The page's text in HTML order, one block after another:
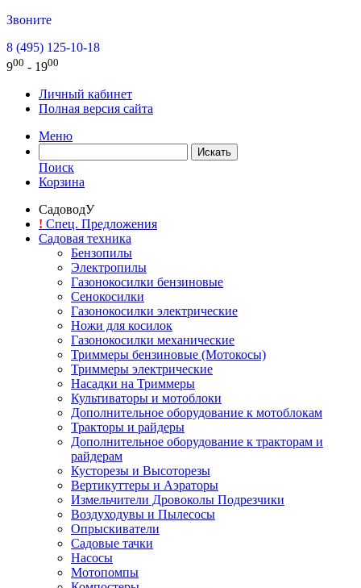
Звоните
8 (495) 125-10-18
900 - 1900
Личный кабинет
Полная версия сайта
Меню
Поиск
Корзина
СадоводУ
! Спец. Предложения
Садовая техника
Бензопилы
Электропилы
Газонокосилки бензиновые
Сенокосилки
Газонокосилки электрические
Ножи для косилок
Газонокосилки механические
Триммеры бензиновые (Мотокосы)
Триммеры электрические
Насадки на Триммеры
Культиваторы и мотоблоки
Дополнительное оборудование к мотоблокам
Тракторы и райдеры
Дополнительное оборудование к тракторам и
райдерам
Кусторезы и Высоторезы
Вертикуттеры и Аэраторы
Измельчители Дровоколы Подрезчики
Воздуходувы и Пылесосы
Опрыскиватели
Садовые тачки
Насосы
Мотопомпы